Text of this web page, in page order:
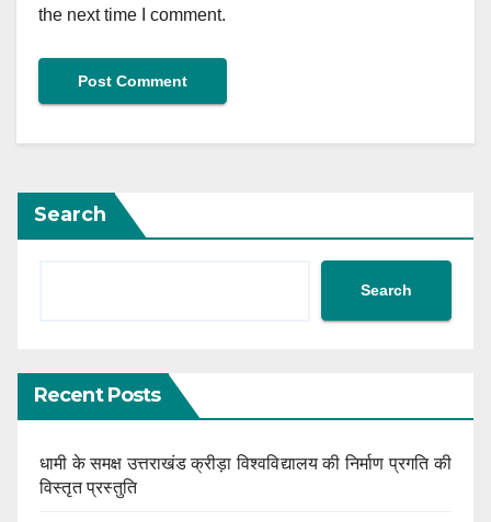
the next time I comment.
Search
Search
Recent Posts
धामी के समक्ष उत्तराखंड क्रीड़ा विश्वविद्यालय की निर्माण प्रगति की
विस्तृत प्रस्तुति